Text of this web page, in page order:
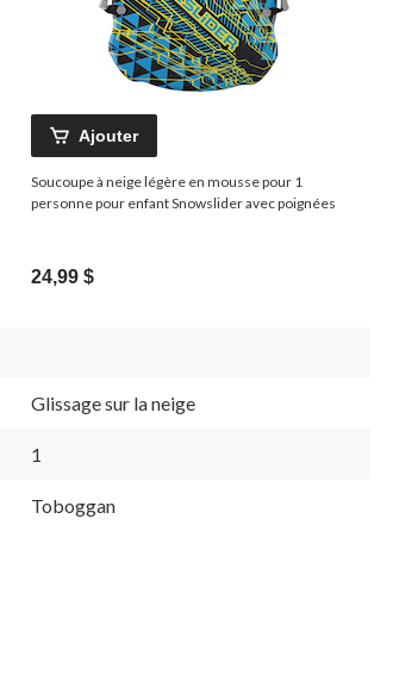
Ajouter
Soucoupe à neige légère en mousse pour 1
personne pour enfant Snowslider avec poignées
24,99 $
Glissage sur la neige
1
Toboggan